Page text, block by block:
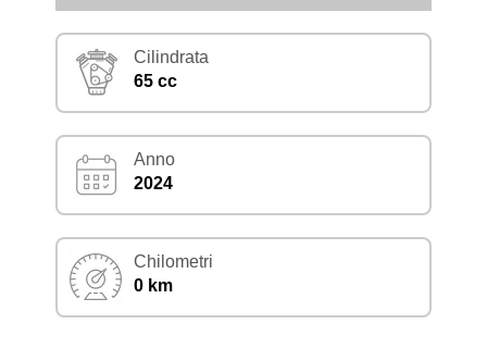
Cilindrata
65 cc
Anno
2024
Chilometri
0 km